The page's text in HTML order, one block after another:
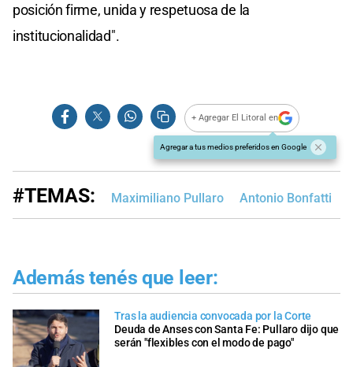
posición firme, unida y respetuosa de la
institucionalidad".
+ Agregar El Litoral en
Agregar a tus medios preferidos en Google
#TEMAS: Maximiliano Pullaro Antonio Bonfatti
Además tenés que leer:
Tras la audiencia convocada por la Corte
Deuda de Anses con Santa Fe: Pullaro dijo que
serán "flexibles con el modo de pago"